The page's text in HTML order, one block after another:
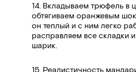
14. Вкладываем трюфель в
обтягиваем оранжевым
он теплый и с ним легко
расправляем все складки
шарик.
15. Реалистичность